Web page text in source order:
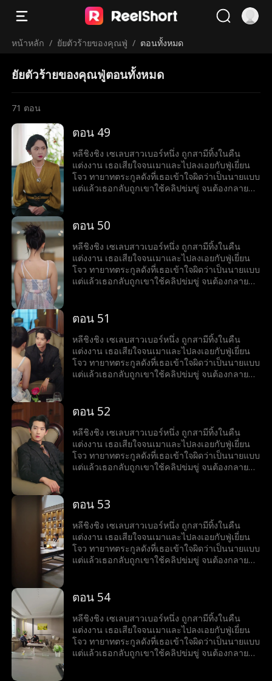
หน้าหลัก / ยัยตัวร้ายของคุณฟู่ / ตอนทั้งหมด
ยัยตัวร้ายของคุณฟู่ตอนทั้งหมด
71 ตอน
ตอน 49
หลีชิงชิง เซเลบสาวเบอร์หนึ่ง ถูกสามีทิ้งในคืน
แต่งงาน เธอเสียใจจนเมาและไปลงเอยกับฟู่เยี่ยน
โจว ทายาทตระกูลดังที่เธอเข้าใจผิดว่าเป็นนายแบบ
แต่แล้วเธอกลับถูกเขาใช้คลิปข่มขู่ จนต้องกลายมา
ตอน 50
หลีชิงชิง เซเลบสาวเบอร์หนึ่ง ถูกสามีทิ้งในคืน
แต่งงาน เธอเสียใจจนเมาและไปลงเอยกับฟู่เยี่ยน
โจว ทายาทตระกูลดังที่เธอเข้าใจผิดว่าเป็นนายแบบ
แต่แล้วเธอกลับถูกเขาใช้คลิปข่มขู่ จนต้องกลายมา
ตอน 51
หลีชิงชิง เซเลบสาวเบอร์หนึ่ง ถูกสามีทิ้งในคืน
แต่งงาน เธอเสียใจจนเมาและไปลงเอยกับฟู่เยี่ยน
โจว ทายาทตระกูลดังที่เธอเข้าใจผิดว่าเป็นนายแบบ
แต่แล้วเธอกลับถูกเขาใช้คลิปข่มขู่ จนต้องกลายมา
ตอน 52
หลีชิงชิง เซเลบสาวเบอร์หนึ่ง ถูกสามีทิ้งในคืน
แต่งงาน เธอเสียใจจนเมาและไปลงเอยกับฟู่เยี่ยน
โจว ทายาทตระกูลดังที่เธอเข้าใจผิดว่าเป็นนายแบบ
แต่แล้วเธอกลับถูกเขาใช้คลิปข่มขู่ จนต้องกลายมา
ตอน 53
หลีชิงชิง เซเลบสาวเบอร์หนึ่ง ถูกสามีทิ้งในคืน
แต่งงาน เธอเสียใจจนเมาและไปลงเอยกับฟู่เยี่ยน
โจว ทายาทตระกูลดังที่เธอเข้าใจผิดว่าเป็นนายแบบ
แต่แล้วเธอกลับถูกเขาใช้คลิปข่มขู่ จนต้องกลายมา
ตอน 54
หลีชิงชิง เซเลบสาวเบอร์หนึ่ง ถูกสามีทิ้งในคืน
แต่งงาน เธอเสียใจจนเมาและไปลงเอยกับฟู่เยี่ยน
โจว ทายาทตระกูลดังที่เธอเข้าใจผิดว่าเป็นนายแบบ
แต่แล้วเธอกลับถูกเขาใช้คลิปข่มขู่ จนต้องกลายมา